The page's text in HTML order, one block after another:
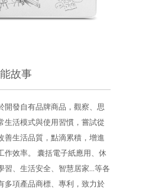
能故事
開發自有品牌商品，觀察、思
生活模式與使用習慣，嘗試從
善生活品質，點滴累積，增進
作效率。 囊括電子紙應用、休
習、生活安全、智慧居家...等各
多項產品商標、專利，致力於